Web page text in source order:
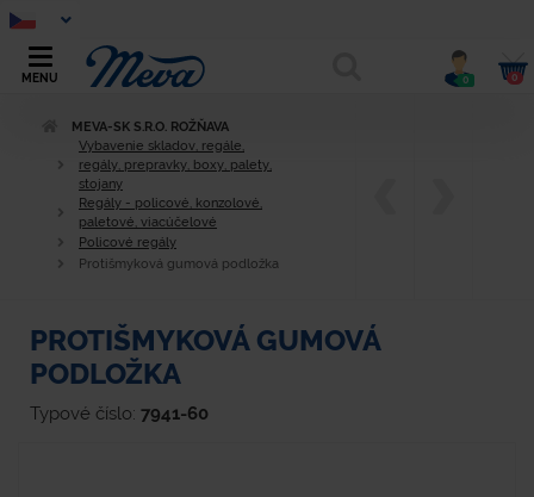
MENU 0 0
MEVA-SK S.R.O. ROŽŇAVA
Vybavenie skladov, regále,
regály, prepravky, boxy, palety,
stojany
Regály - policové, konzolové,
paletové, viacúčelové
Policové regály
Protišmyková gumová podložka
PROTIŠMYKOVÁ GUMOVÁ
PODLOŽKA
Typové číslo: 7941-60